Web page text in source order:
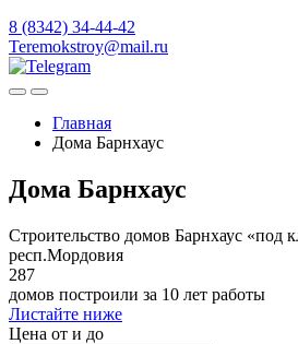
8 (8342) 34-44-42
Teremokstroy@mail.ru
Главная
Дома Барнхаус
Дома Барнхаус
Строительство домов Барнхаус «под
респ.Мордовия
287
домов построили за 10 лет работы
Листайте ниже
Цена от и до